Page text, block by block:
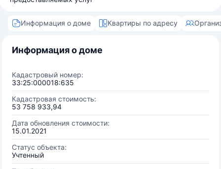
Информация о доме Квартиры по адресу
Информация о доме
Кадастровый номер:
33:25:000018:635
Кадастровая стоимость:
53 758 933,94
Дата обновления стоимости:
15.01.2021
Статус объекта:
Учтенный